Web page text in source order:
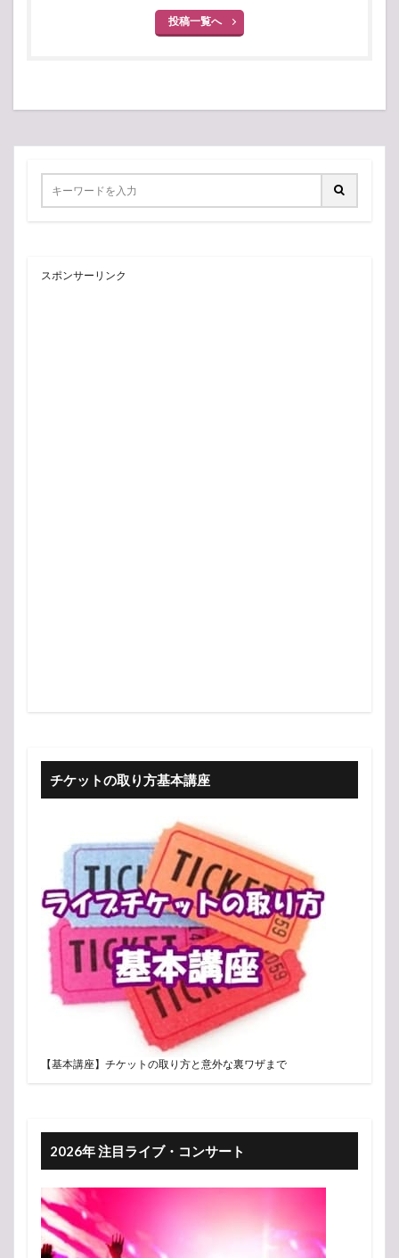
投稿一覧へ
スポンサーリンク
チケットの取り方基本講座
【基本講座】チケットの取り方と意外な裏ワザまで
2026年 注目ライブ・コンサート